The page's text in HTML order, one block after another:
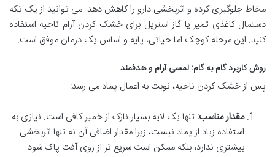
مخاط جلوگیری کرده و اثربخشی دارو را کاهش دهد. می توانید از یک تکه
دستمال کاغذی تمیز یا گاز استریل برای خشک کردن آرام ناحیه استفاده
کنید. این مرحله کوچک اما حیاتی، پایه و اساس یک درمان موفق است.
روش کاربرد گام به گام: لمسی آرام و هدفمند
پس از خشک کردن ناحیه، نوبت به اعمال پماد می رسد:
مقدار مناسب: تنها یک لایه بسیار نازک از خمیر کافی است. نیازی به
استفاده زیاد از پماد نیست، زیرا مقدار اضافی آن نه تنها اثربخشی
بیشتری ندارد، بلکه ممکن است سریع تر از روی آفت پاک شود.